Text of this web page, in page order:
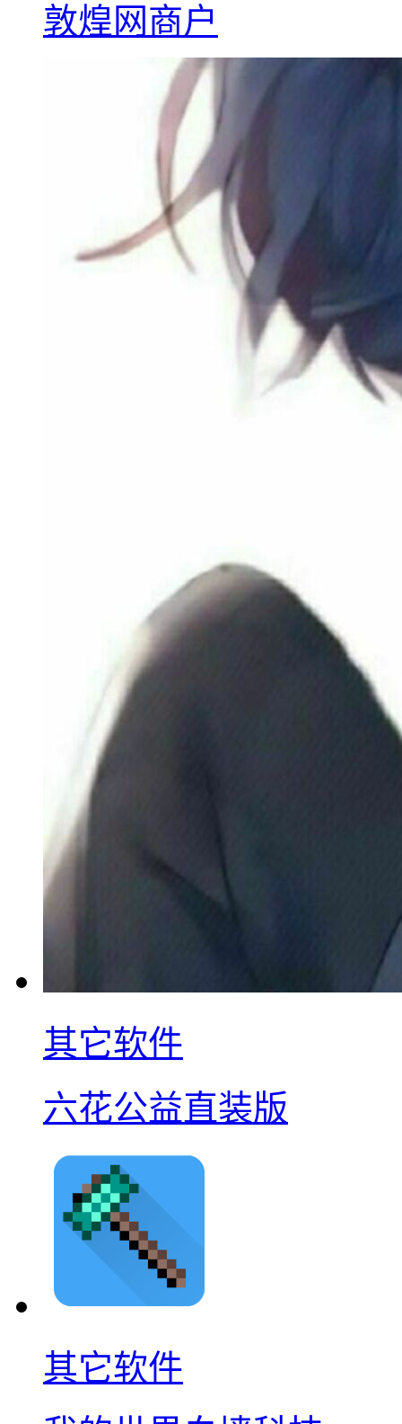
敦煌网商户
其它软件
六花公益直装版
其它软件